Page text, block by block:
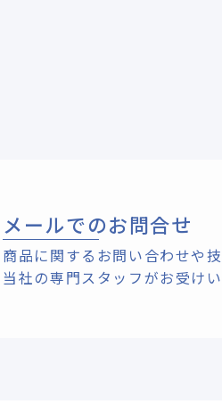
メールでのお問合せ
商品に関するお問い合わせや
当社の専門スタッフがお受け